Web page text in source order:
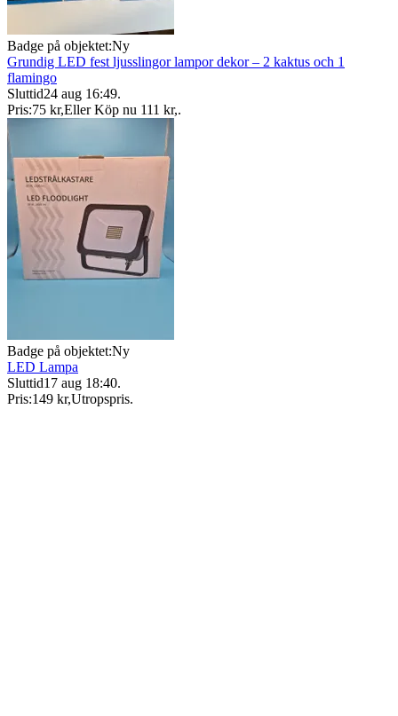
Badge på objektet:Ny
Grundig LED fest ljusslingor lampor dekor – 2 kaktus och 1
flamingo
Sluttid24 aug 16:49.
Pris:75 kr,Eller Köp nu 111 kr,.
Badge på objektet:Ny
LED Lampa
Sluttid17 aug 18:40.
Pris:149 kr,Utropspris.